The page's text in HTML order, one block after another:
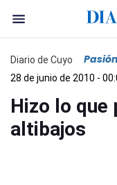
Diario de Cuyo
28 de junio de 2010 -
Hizo lo que
altibajos